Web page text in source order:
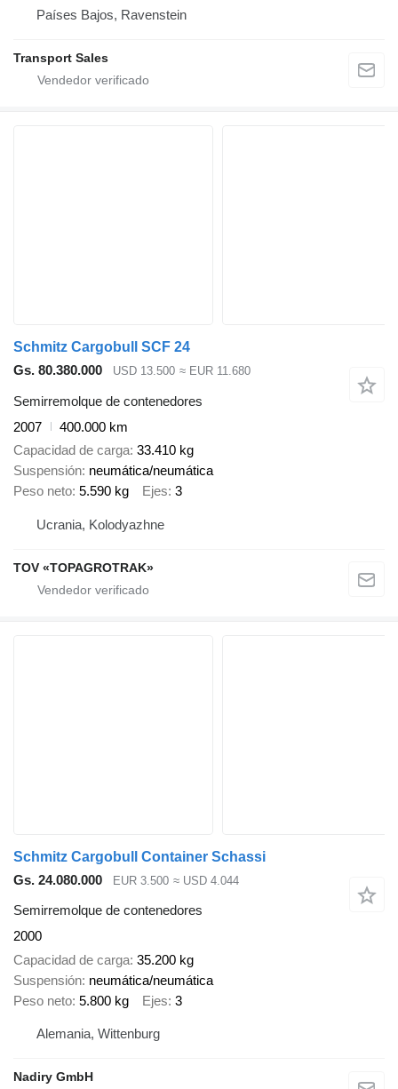
Países Bajos, Ravenstein
Transport Sales
Schmitz Cargobull SCF 24
Gs. 80.380.000
USD 13.500 ≈ EUR 11.680
Semirremolque de contenedores
2007
400.000 km
Capacidad de carga 33.410 kg
Suspensión neumática/neumática
Peso neto 5.590 kg Ejes 3
Ucrania, Kolodyazhne
TOV «TOPAGROTRAK»
Schmitz Cargobull Container Schassi
Gs. 24.080.000
EUR 3.500 ≈ USD 4.044
Semirremolque de contenedores
2000
Capacidad de carga 35.200 kg
Suspensión neumática/neumática
Peso neto 5.800 kg Ejes 3
Alemania, Wittenburg
Nadiry GmbH